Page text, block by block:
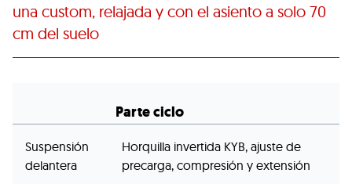
una custom, relajada y con el asiento a solo 70
cm del suelo
Parte ciclo
Suspensión
delantera
Horquilla invertida KYB, ajuste de
precarga, compresión y extensión